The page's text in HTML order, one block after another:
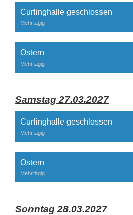
Curlinghalle geschlossen
Mehrtägig
Ostern
Mehrtägig
Samstag 27.03.2027
Curlinghalle geschlossen
Mehrtägig
Ostern
Mehrtägig
Sonntag 28.03.2027